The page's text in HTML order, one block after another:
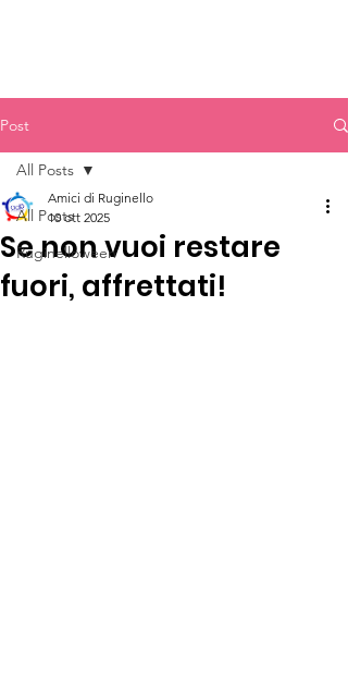
Post
All Posts
Ruginelloween
All Posts
Se non vuoi restare
fuori, affrettati!
Amici di Ruginello
10 ott 2025